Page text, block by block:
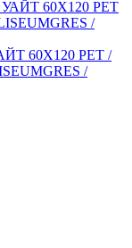
60X120 РЕТ /
/